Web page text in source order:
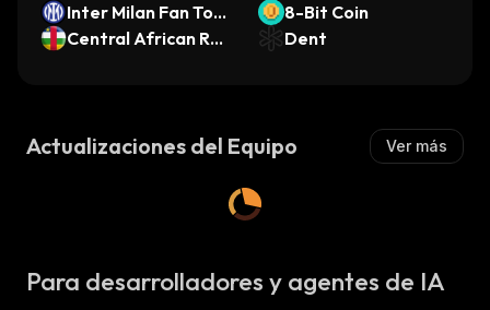
TH
Inter Milan Fan Tok
en
8-Bit Coin
Central African Rep
Dent
Actualizaciones del Equipo Ver más
Para desarrolladores y agentes de IA